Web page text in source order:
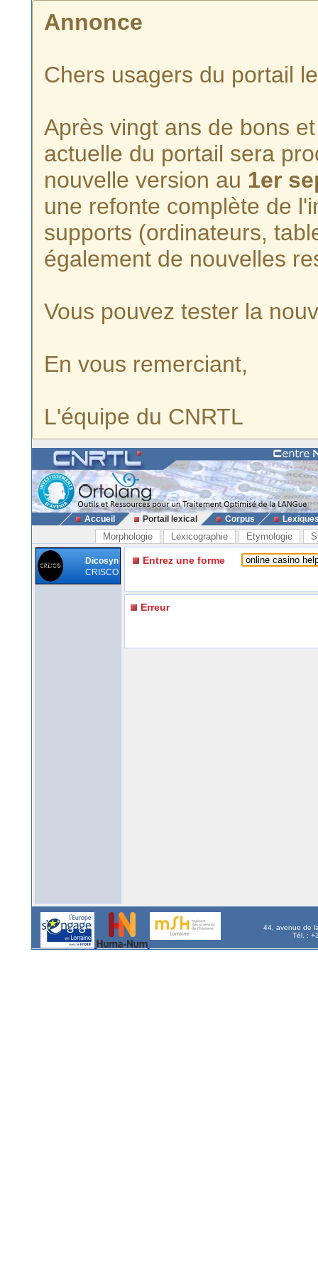
Annonce
Chers usagers du portail
Après vingt ans de bons
actuelle du portail sera
nouvelle version au 1er
une refonte complète de
supports (ordinateurs,
également de nouvelles
Vous pouvez tester la
En vous remerciant,
L'équipe du CNRTL
Accueil Portail lexical Corpus
Morphologie Lexicographie Etymologie
Dicosyn
CRISCO
Entrez une forme
Erreur
44, avenue de
Tél. :